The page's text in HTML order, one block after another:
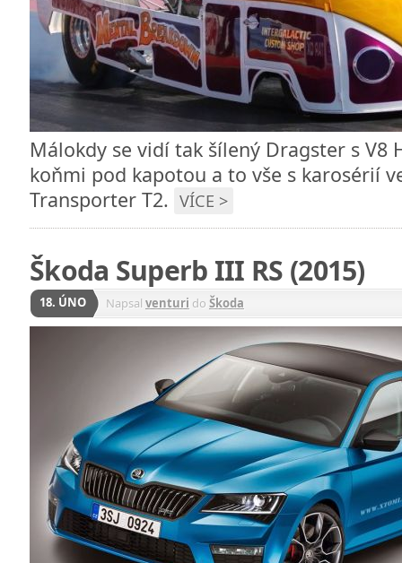
Málokdy se vidí tak šílený Dragster s V8
koňmi pod kapotou a to vše s karosérií
Transporter T2. VÍCE >
Škoda Superb III RS (2015)
18. ÚNO Napsal venturi do Škoda